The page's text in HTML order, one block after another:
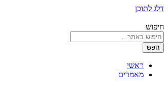
דלג לתוכן
חיפוש
חפש
ראשי
מאמרים